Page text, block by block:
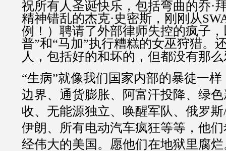
祝所有人圣诞快乐，包括弯曲的乔·
精神错乱的杰克·史密斯，刚刚从
例！）聘请了外部律师失控的疯子
普”和“马加”执行糟糕的女巫狩猎。
人，包括好的和坏的，但都没有那
“生病”就像我们国家内部的暴徒一
边界、通货膨胀、阿富汗投降、绿
收、无能源独立、唤醒军队、俄罗
伊朗、所有电动汽车疯狂等等，他
经伟大的美国。愿他们在地狱里腐